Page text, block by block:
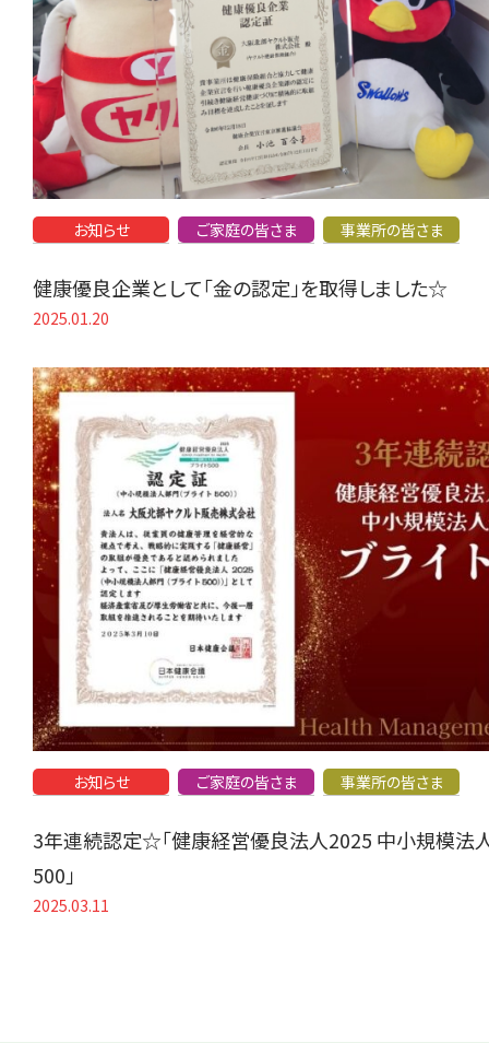
お知らせ ご家庭の皆さま 事業所の皆さま
健康優良企業として「金の認定」を取得しました☆
2025.01.20
お知らせ ご家庭の皆さま 事業所の皆さま
3年連続認定☆「健康経営優良法人2025 中小規模法
500」
2025.03.11